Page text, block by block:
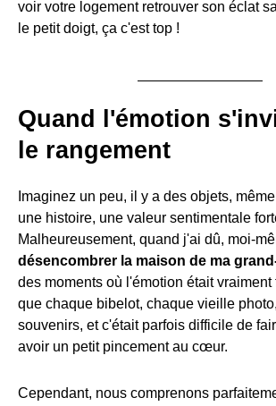
voir votre logement retrouver son éclat
le petit doigt, ça c'est top !
Quand l'émotion
le rangement
Imaginez un peu, il y a des objets,
une histoire, une valeur sentimentale
Malheureusement, quand j'ai dû, moi-
désencombrer la maison de ma
des moments où l'émotion était vraiment
que chaque bibelot, chaque vieille
souvenirs, et c'était parfois difficile de
avoir un petit pincement au cœur.
Cependant, nous comprenons